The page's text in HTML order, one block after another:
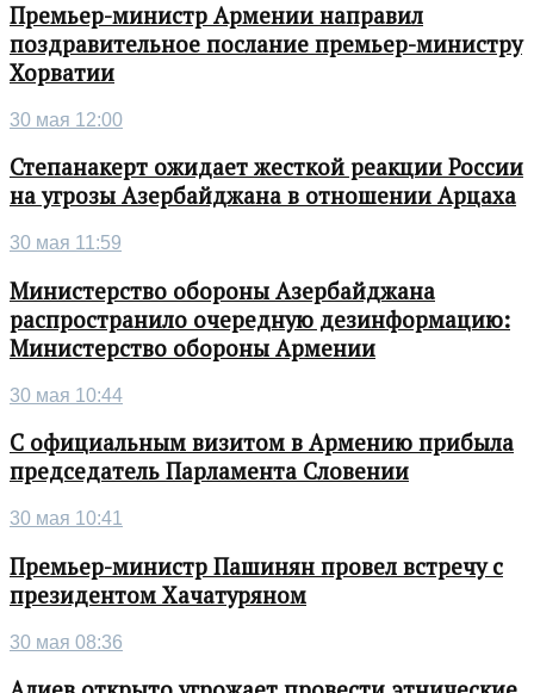
Премьер-министр Армении направил
поздравительное послание премьер-министру
Хорватии
30 мая 12:00
Степанакерт ожидает жесткой реакции России
на угрозы Азербайджана в отношении Арцаха
30 мая 11:59
Министерство обороны Азербайджана
распространило очередную дезинформацию:
Министерство обороны Армении
30 мая 10:44
С официальным визитом в Армению прибыла
председатель Парламента Словении
30 мая 10:41
Премьер-министр Пашинян провел встречу с
президентом Хачатуряном
30 мая 08:36